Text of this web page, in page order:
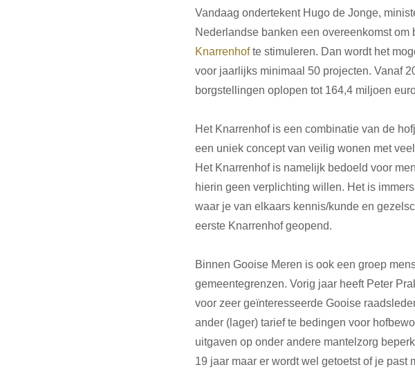
Vandaag ondertekent Hugo de Jonge,
Nederlandse banken een overeenkomst
Knarrenhof te stimuleren. Dan wordt het
voor jaarlijks minimaal 50 projecten. Vanaf
borgstellingen oplopen tot 164,4 miljoen
Het Knarrenhof is een combinatie van de
een uniek concept van veilig wonen met
Het Knarrenhof is namelijk bedoeld voor
hierin geen verplichting willen. Het is
waar je van elkaars kennis/kunde en
eerste Knarrenhof geopend.
Binnen Gooise Meren is ook een groep
gemeentegrenzen. Vorig jaar heeft Peter
voor zeer geïnteresseerde Gooise
ander (lager) tarief te bedingen voor
uitgaven op onder andere mantelzorg
19 jaar maar er wordt wel getoetst of je